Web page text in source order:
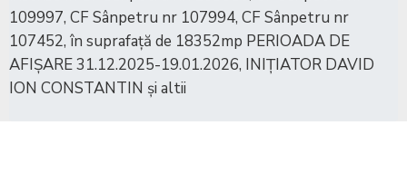
109997, CF Sânpetru nr 107994, CF Sânpetru nr
107452, în suprafață de 18352mp PERIOADA DE
AFIȘARE 31.12.2025-19.01.2026, INIȚIATOR DAVID
ION CONSTANTIN și altii